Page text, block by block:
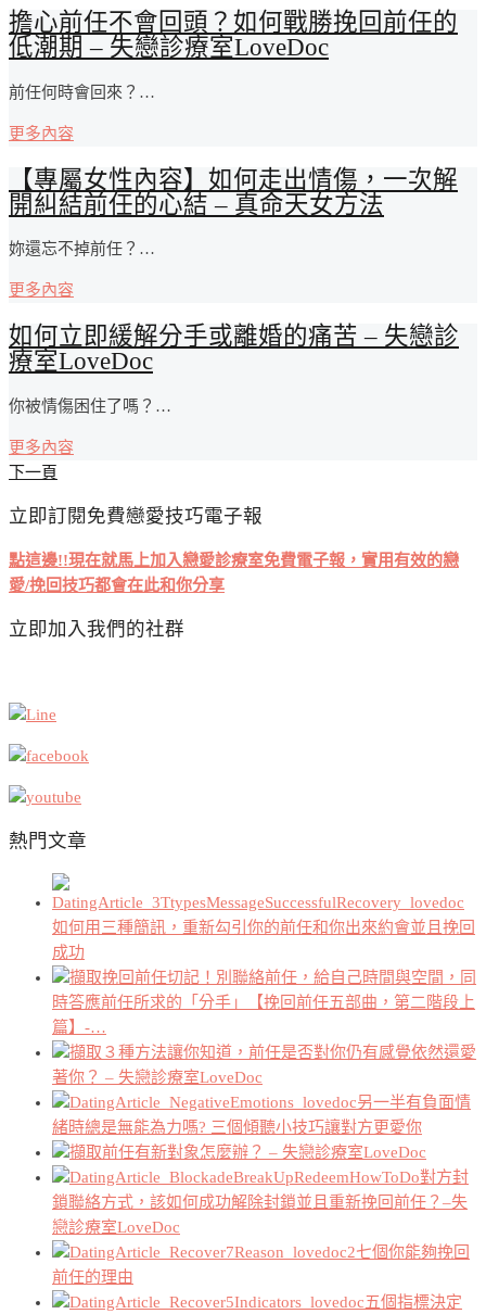
擔心前任不會回頭？如何戰勝挽回前任的
低潮期 – 失戀診療室LoveDoc
前任何時會回來？…
更多內容
【專屬女性內容】如何走出情傷，一次解
開糾結前任的心結 – 真命天女方法
妳還忘不掉前任？…
更多內容
如何立即緩解分手或離婚的痛苦 – 失戀診
療室LoveDoc
你被情傷困住了嗎？…
更多內容
文
導
覽
下一頁
立即訂閱免費戀愛技巧電子報
點這邊!!現在就馬上加入戀愛診療室免費電子報，實用有效的戀
愛/挽回技巧都會在此和你分享
立即加入我們的社群
熱門文章
如何用三種簡訊，重新勾引你的前任和你出來約會並且挽回
成功
挽回前任切記！別聯絡前任，給自己時間與空間，同
時答應前任所求的「分手」【挽回前任五部曲，第二階段上
篇】-…
３種方法讓你知道，前任是否對你仍有感覺依然還愛
著你？ – 失戀診療室LoveDoc
另一半有負面情
緒時總是無能為力嗎? 三個傾聽小技巧讓對方更愛你
前任有新對象怎麼辦？ – 失戀診療室LoveDoc
對方封
鎖聯絡方式，該如何成功解除封鎖並且重新挽回前任？–失
戀診療室LoveDoc
七個你能夠挽回
前任的理由
五個指標決定